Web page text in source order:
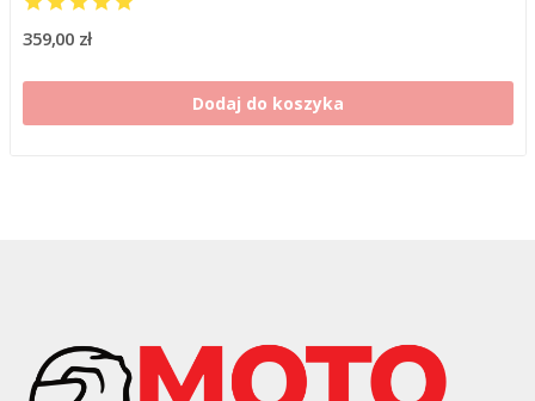
359,00 zł
Dodaj do koszyka